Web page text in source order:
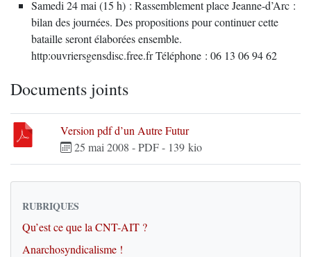
Samedi 24 mai (15 h) : Rassemblement place Jeanne-d’Arc :
bilan des journées. Des propositions pour continuer cette
bataille seront élaborées ensemble.
http:ouvriersgensdisc.free.fr Téléphone : 06 13 06 94 62
Documents joints
Version pdf d’un Autre Futur
25 mai 2008 -PDF- 139 kio
RUBRIQUES
Qu’est ce que la CNT-AIT ?
Anarchosyndicalisme !